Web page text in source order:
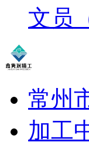
文员
常州
加工